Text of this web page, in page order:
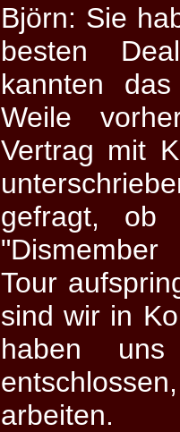
Björn: Sie
besten
kannten
Weile
Vertrag mit
gefragt,
Tour
sind wir in
haben
arbeiten.